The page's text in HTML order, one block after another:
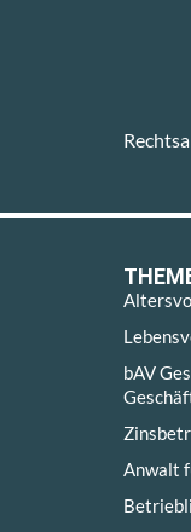
bAV
Anwalt